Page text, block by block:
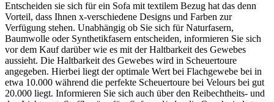
Entscheiden sie sich für ein Sofa mit textilem Bezug hat das denn
Vorteil, dass Ihnen x-verschiedene Designs und Farben zur
Verfügung stehen. Unabhängig ob Sie sich für Naturfasern,
Baumwolle oder Synthetikfasern entscheiden, informieren Sie sich
vor dem Kauf darüber wie es mit der Haltbarkeit des Gewebes
aussieht. Die Haltbarkeit des Gewebes wird in Scheuertoure
angegeben. Hierbei liegt der optimale Wert bei Flachgewebe bei in
etwa 10.000 während die perfekte Scheuertoure bei Velours bei gut
20.000 liegt. Informieren Sie sich auch über den Reibechtheits- und